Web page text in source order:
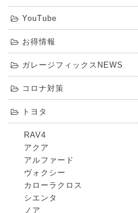
YouTube
お得情報
ガレージフィックスNEWS
コロナ対策
トヨタ
RAV4
アクア
アルファード
ヴォクシー
カローラクロス
シエンタ
ノア